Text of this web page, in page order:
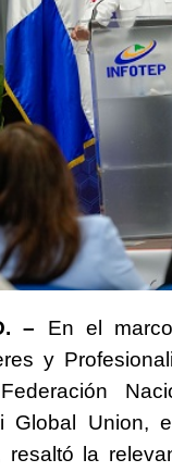
visitantes hasta julio de
– En el
y
Global Union,
resaltó la